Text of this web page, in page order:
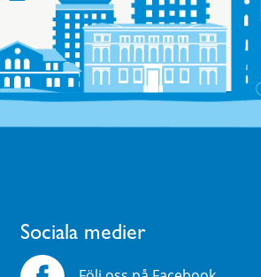
Sociala medier